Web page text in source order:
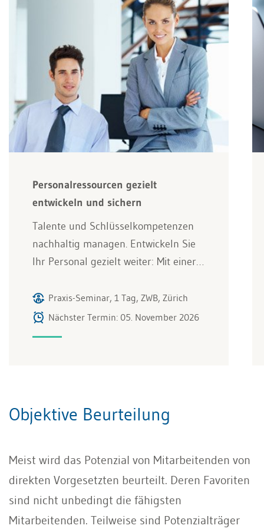
Personalressourcen gezielt
entwickeln und sichern
Talente und Schlüsselkompetenzen
nachhaltig managen. Entwickeln Sie
Ihr Personal gezielt weiter: Mit einer…
Praxis-Seminar, 1 Tag, ZWB, Zürich
Nächster Termin: 05. November 2026
Objektive Beurteilung
Meist wird das Potenzial von Mitarbeiten­den von
direkten Vorgesetzten beurteilt. Deren Favoriten
sind nicht unbedingt die fähigsten
Mitarbeitenden. Teilweise sind Potenzialträger